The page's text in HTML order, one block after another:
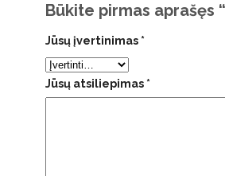
Būkite pirmas aprašęs
Jūsų įvertinimas *
Jūsų atsiliepimas *